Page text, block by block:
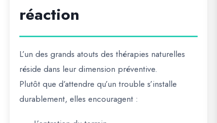
réaction
L’un des grands atouts des thérapies naturelles
réside dans leur dimension préventive.
Plutôt que d’attendre qu’un trouble s’installe
durablement, elles encouragent :